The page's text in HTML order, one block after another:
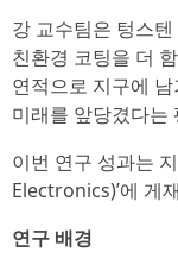
강 교수팀은 텅스
친환경 코팅을 더
연적으로 지구에
미래를 앞당겼다는
이번 연구 성과는
Electronics)’에 게
연구 배경